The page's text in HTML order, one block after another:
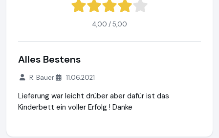
4,00 / 5,00
Alles Bestens
R. Bauer 11.06.2021
Lieferung war leicht drüber aber dafür ist das
Kinderbett ein voller Erfolg ! Danke